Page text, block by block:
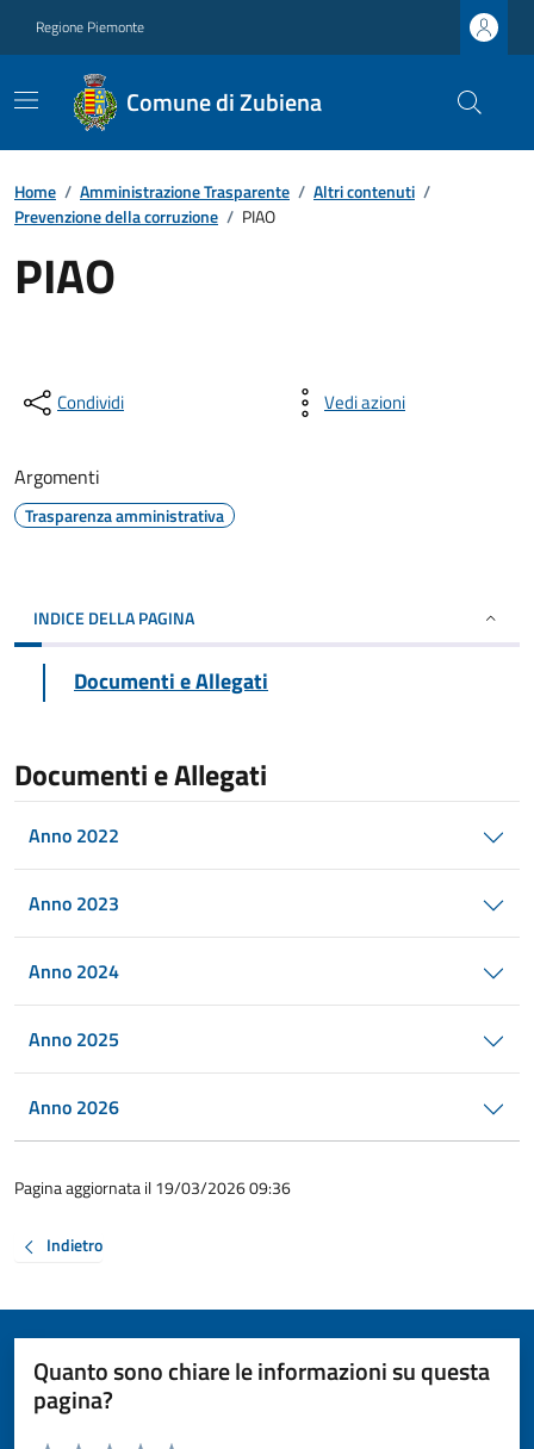
Regione Piemonte
Comune di Zubiena
Home / Amministrazione Trasparente / Altri contenuti /
Prevenzione della corruzione / PIAO
PIAO
Condividi Vedi azioni
Argomenti
Trasparenza amministrativa
INDICE DELLA PAGINA
Documenti e Allegati
Documenti e Allegati
Anno 2022
Anno 2023
Anno 2024
Anno 2025
Anno 2026
Pagina aggiornata il 19/03/2026 09:36
Indietro
Quanto sono chiare le informazioni su questa
pagina?